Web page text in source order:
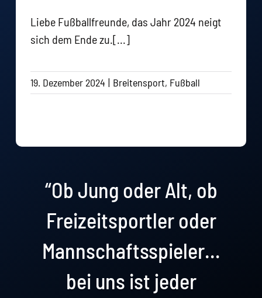
Liebe Fußballfreunde, das Jahr 2024 neigt
sich dem Ende zu.[...]
19. Dezember 2024 | Breitensport, Fußball
“Ob Jung oder Alt, ob
Freizeitsportler oder
Mannschaftsspieler…
bei uns ist jeder